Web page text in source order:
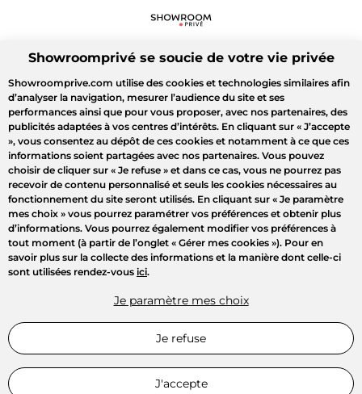
Showroomprivé se soucie de votre vie privée
Showroomprive.com utilise des cookies et technologies similaires afin
d’analyser la navigation, mesurer l’audience du site et ses
performances ainsi que pour vous proposer, avec nos partenaires, des
publicités adaptées à vos centres d’intérêts. En cliquant sur « J’accepte
», vous consentez au dépôt de ces cookies et notamment à ce que ces
informations soient partagées avec nos partenaires. Vous pouvez
choisir de cliquer sur « Je refuse » et dans ce cas, vous ne pourrez pas
recevoir de contenu personnalisé et seuls les cookies nécessaires au
fonctionnement du site seront utilisés. En cliquant sur « Je paramètre
mes choix » vous pourrez paramétrer vos préférences et obtenir plus
d’informations. Vous pourrez également modifier vos préférences à
tout moment (à partir de l’onglet « Gérer mes cookies »). Pour en
savoir plus sur la collecte des informations et la manière dont celle-ci
sont utilisées rendez-vous ici.
Je paramètre mes choix
Je refuse
J'accepte